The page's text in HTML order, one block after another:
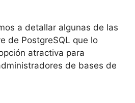
a detallar algunas de las
de PostgreSQL que lo
atractiva para
de bases de